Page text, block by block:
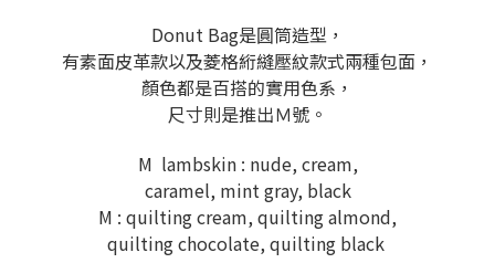
Donut Bag是圓筒造型，
有素面皮革款以及菱格絎縫壓紋款式兩種包面，
顏色都是百搭的實用色系，
尺寸則是推出Ｍ號。
M lambskin : nude, cream,
caramel, mint gray, black
M : quilting cream, quilting almond,
quilting chocolate, quilting black